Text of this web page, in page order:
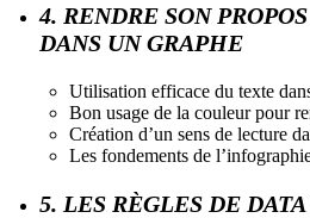
4. RENDRE SON
DANS UN GRAPHE
Utilisation efficace du texte
Bon usage de la couleur pour
Création d’un sens de lecture
Les fondements de
5. LES RÈGLES DE